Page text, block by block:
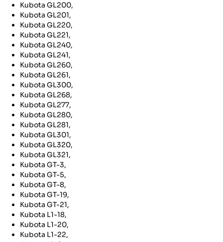
Kubota GL200,
Kubota GL201,
Kubota GL220,
Kubota GL221,
Kubota GL240,
Kubota GL241,
Kubota GL260,
Kubota GL261,
Kubota GL300,
Kubota GL268,
Kubota GL277,
Kubota GL280,
Kubota GL281,
Kubota GL301,
Kubota GL320,
Kubota GL321,
Kubota GT-3,
Kubota GT-5,
Kubota GT-8,
Kubota GT-19,
Kubota GT-21,
Kubota L1-18,
Kubota L1-20,
Kubota L1-22,